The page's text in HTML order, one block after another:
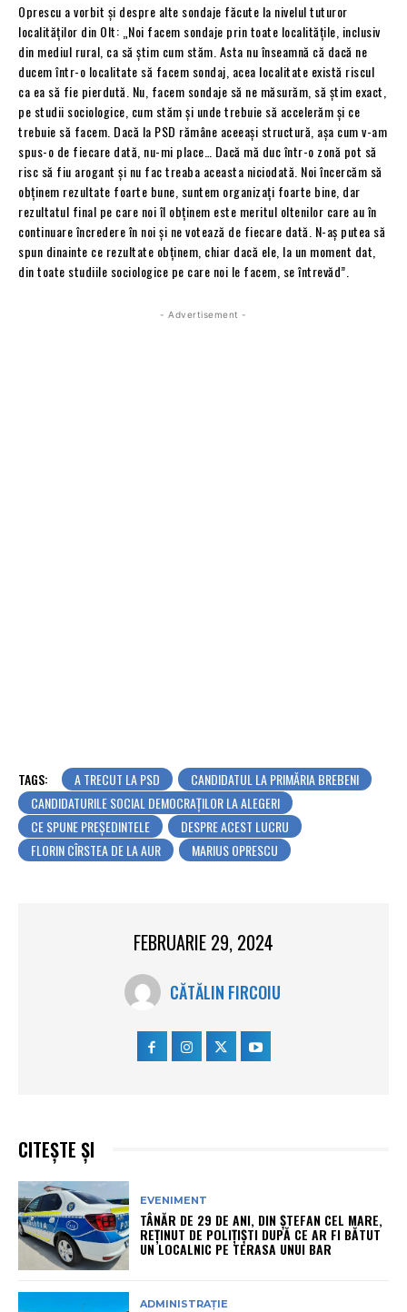
Oprescu a vorbit și despre alte sondaje făcute la nivelul tuturor
localităților din Olt: „Noi facem sondaje prin toate localitățile, inclusiv
din mediul rural, ca să știm cum stăm. Asta nu înseamnă că dacă ne
ducem într-o localitate să facem sondaj, acea localitate există riscul
ca ea să fie pierdută. Nu, facem sondaje să ne măsurăm, să știm exact,
pe studii sociologice, cum stăm și unde trebuie să accelerăm și ce
trebuie să facem. Dacă la PSD rămâne aceeași structură, așa cum v-am
spus-o de fiecare dată, nu-mi place… Dacă mă duc într-o zonă pot să
risc să fiu arogant și nu fac treaba aceasta niciodată. Noi încercăm să
obținem rezultate foarte bune, suntem organizați foarte bine, dar
rezultatul final pe care noi îl obținem este meritul oltenilor care au în
continuare încredere în noi și ne votează de fiecare dată. N-aș putea să
spun dinainte ce rezultate obținem, chiar dacă ele, la un moment dat,
din toate studiile sociologice pe care noi le facem, se întrevăd”.
- Advertisement -
TAGS: A TRECUT LA PSD
CANDIDATUL LA PRIMĂRIA BREBENI
CANDIDATURILE SOCIAL DEMOCRAȚILOR LA ALEGERI
CE SPUNE PREȘEDINTELE
DESPRE ACEST LUCRU
FLORIN CÎRSTEA DE LA AUR
MARIUS OPRESCU
FEBRUARIE 29, 2024
CĂTĂLIN FIRCOIU
CITEȘTE ȘI
EVENIMENT
TÂNĂR DE 29 DE ANI, DIN ȘTEFAN CEL MARE,
REȚINUT DE POLIȚIȘTI DUPĂ CE AR FI BĂTUT
UN LOCALNIC PE TERASA UNUI BAR
ADMINISTRAȚIE